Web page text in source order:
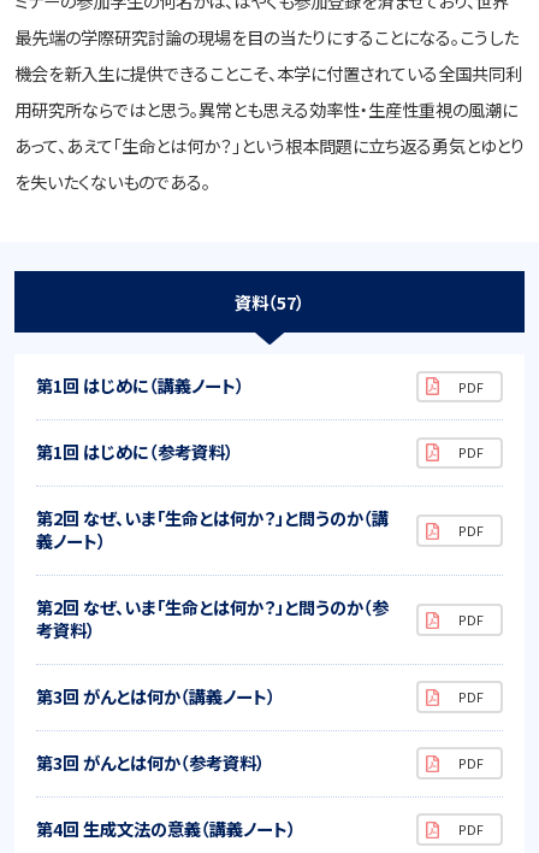
最先端の学際研究討論の現場を目の当たりにすることになる。こうした
機会を新入生に提供できることこそ、本学に付置されている全国共同利
用研究所ならではと思う。異常とも思える効率性・生産性重視の風潮に
あって、あえて「生命とは何か？」という根本問題に立ち返る勇気とゆとり
を失いたくないものである。
資料（57）
第1回 はじめに（講義ノート）
第1回 はじめに（参考資料）
第2回 なぜ、いま「生命とは何か？」と問うのか（講
義ノート）
第2回 なぜ、いま「生命とは何か？」と問うのか（参
考資料）
第3回 がんとは何か（講義ノート）
第3回 がんとは何か（参考資料）
第4回 生成文法の意義（講義ノート）